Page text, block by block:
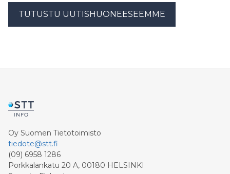
TUTUSTU UUTISHUONEESEEMME
Oy Suomen Tietotoimisto
tiedote@stt.fi
(09) 6958 1286
Porkkalankatu 20 A, 00180 HELSINKI